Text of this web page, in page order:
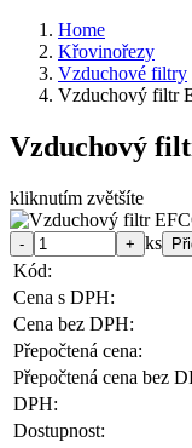
Home
Křovinořezy
Vzduchové filtry
Vzduchový filtr
Vzduchový
kliknutím zvětšíte
ks
Kód:
Cena s DPH:
Cena bez DPH:
Přepočtená cena:
Přepočtená cena bez
DPH:
Dostupnost: